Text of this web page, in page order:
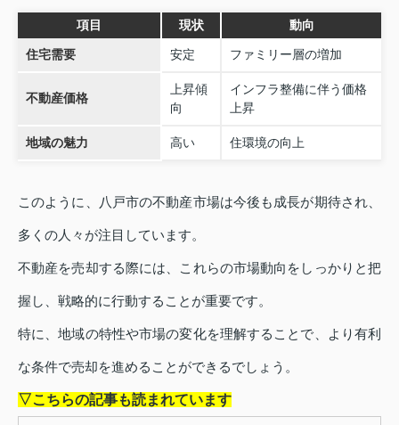
項目 現状 動向
住宅需要 安定 ファミリー層の増加
不動産価格
上昇傾
向
インフラ整備に伴う価格
上昇
地域の魅力 高い 住環境の向上
このように、八戸市の不動産市場は今後も成長が期待され、
多くの人々が注目しています。
不動産を売却する際には、これらの市場動向をしっかりと把
握し、戦略的に行動することが重要です。
特に、地域の特性や市場の変化を理解することで、より有利
な条件で売却を進めることができるでしょう。
▽こちらの記事も読まれています